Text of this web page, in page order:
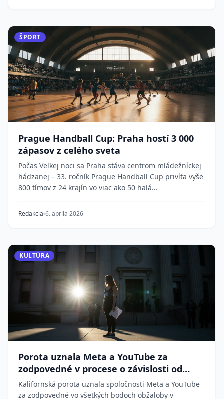
ŠPORT
Prague Handball Cup: Praha hostí 3 000
zápasov z celého sveta
Počas Veľkej noci sa Praha stáva centrom mládežníckej
hádzanej – 33. ročník Prague Handball Cup privíta vyše
800 tímov z 24 krajín vo viac ako 50 halá...
Redakcia 6. apríla 2026
KULTÚRA
Porota uznala Meta a YouTube za
zodpovedné v procese o závislosti od
sociálnych médií
Kalifornská porota uznala spoločnosti Meta a YouTube
za zodpovedné vo všetkých bodoch obžaloby v